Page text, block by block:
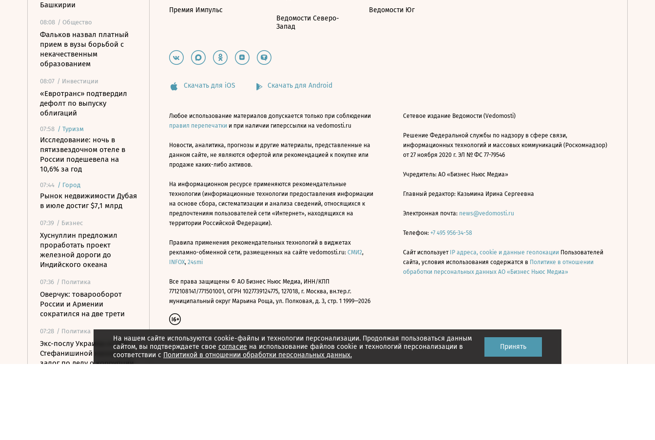
Башкирии
08:08 / Общество
Фальков назвал платный
прием в вузы борьбой с
некачественным
образованием
08:07 / Инвестиции
«Евротранс» подтвердил
дефолт по выпуску
облигаций
07:58 / Туризм
Исследование: ночь в
пятизвездочном отеле в
России подешевела на
10,6% за год
07:44 / Город
Рынок недвижимости Дубая
в июле достиг $7,1 млрд
07:39 / Бизнес
Хуснуллин предложил
проработать проект
железной дороги до
Индийского океана
07:36 / Политика
Оверчук: товарооборот
России и Армении
сократился на две трети
07:28 / Политика
Экс-послу Украины в США
Стефанишиной назначили
залог по делу о коррупции
На нашем сайте используются cookie-файлы и технологии персонализации. Продолжая пользоваться данным
сайтом, вы подтверждаете свое согласие на использование файлов cookie и технологий персонализации в
соответствии с Политикой в отношении обработки персональных данных.
Принять
Премия Импульс
Ведомости Северо-
Запад
Ведомости Юг
Скачать для iOS Скачать для Android
Любое использование материалов допускается только при соблюдении
правил перепечатки и при наличии гиперссылки на vedomosti.ru
Новости, аналитика, прогнозы и другие материалы, представленные на
данном сайте, не являются офертой или рекомендацией к покупке или
продаже каких-либо активов.
На информационном ресурсе применяются рекомендательные
технологии (информационные технологии предоставления информации
на основе сбора, систематизации и анализа сведений, относящихся к
предпочтениям пользователей сети «Интернет», находящихся на
территории Российской Федерации).
Правила применения рекомендательных технологий в виджетах
рекламно-обменной сети, размещенных на сайте vedomosti.ru: СМИ2,
INFOX, 24smi
Все права защищены © АО Бизнес Ньюс Медиа, ИНН/КПП
7712108141/771501001, ОГРН 1027739124775, 127018, г. Москва, вн.тер.г.
муниципальный округ Марьина Роща, ул. Полковая, д. 3, стр. 1 1999—2026
Сетевое издание Ведомости (Vedomosti)
Решение Федеральной службы по надзору в сфере связи,
информационных технологий и массовых коммуникаций (Роскомнадзор)
от 27 ноября 2020 г. ЭЛ № ФС 77-79546
Учредитель: АО «Бизнес Ньюс Медиа»
Главный редактор: Казьмина Ирина Сергеевна
Электронная почта: news@vedomosti.ru
Телефон: +7 495 956-34-58
Сайт использует IP адреса, cookie и данные геолокации Пользователей
сайта, условия использования содержатся в Политике в отношении
обработки персональных данных АО «Бизнес Ньюс Медиа»